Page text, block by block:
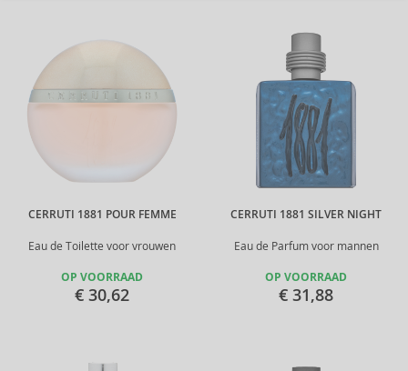
CERRUTI 1881 POUR FEMME
Eau de Toilette voor vrouwen
OP VOORRAAD
€ 30,62
CERRUTI 1881 SILVER NIGHT
Eau de Parfum voor mannen
OP VOORRAAD
€ 31,88